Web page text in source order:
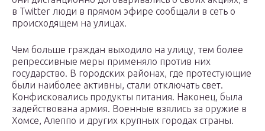
в Twitter люди в прямом эфире сообщали в сеть о
происходящем на улицах.
Чем больше граждан выходило на улицу, тем более
репрессивные меры применяло против них
государство. В городских районах, где протестующие
были наиболее активны, стали отключать свет.
Конфисковались продукты питания. Наконец, была
задействована армия. Военные взялись за оружие в
Хомсе, Алеппо и других крупных городах страны.